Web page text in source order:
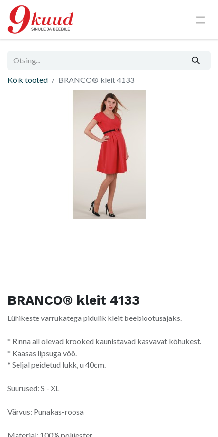
Kõik tooted BRANCO® kleit 4133
BRANCO® kleit 4133
Lühikeste varrukatega pidulik kleit beebiootusajaks.
* Rinna all olevad krooked kaunistavad kasvavat kõhukest.
* Kaasas lipsuga vöö.
* Seljal peidetud lukk, u 40cm.
Suurused: S - XL
Värvus: Punakas-roosa
Materjal: 100% polüester